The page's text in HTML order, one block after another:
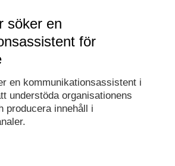
söker en
för
en kommunikationsassistent i
understöda organisationens
producera innehåll i